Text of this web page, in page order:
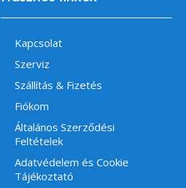
Kapcsolat
Szerviz
Szállítás & Fizetés
Fiókom
Általános Szerződési
Feltételek
Adatvédelem és Cookie
Tájékoztató